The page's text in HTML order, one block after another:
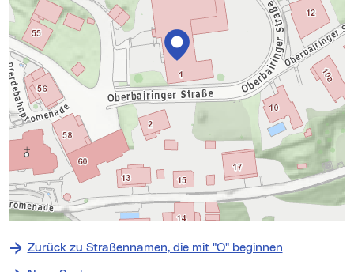
⇧ Zurück zu Straßennamen, die mit "O" beginnen